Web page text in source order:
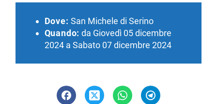
Dove: San Michele di Serino
Quando: da Giovedì 05 dicembre
2024 a Sabato 07 dicembre 2024